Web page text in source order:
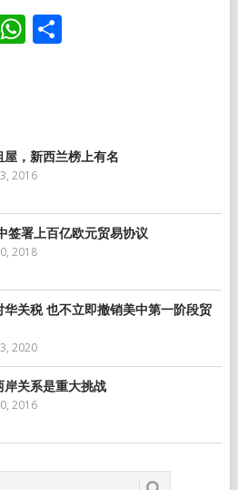
WhatsApp
分
，新西兰榜上有名
2016
签署上百亿欧元贸易协议
2018
关税 也不立即撤销美中第一阶段贸
2020
关系是重大挑战
2016